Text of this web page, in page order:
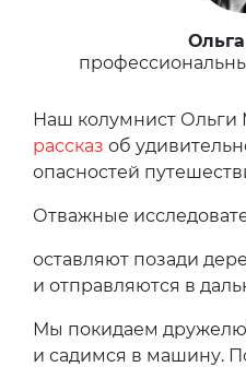
Наш колумнист Ольги
рассказ об
опасностей
Отважные
оставляют позади
и отправляются в
Мы покидаем
и садимся в машину.